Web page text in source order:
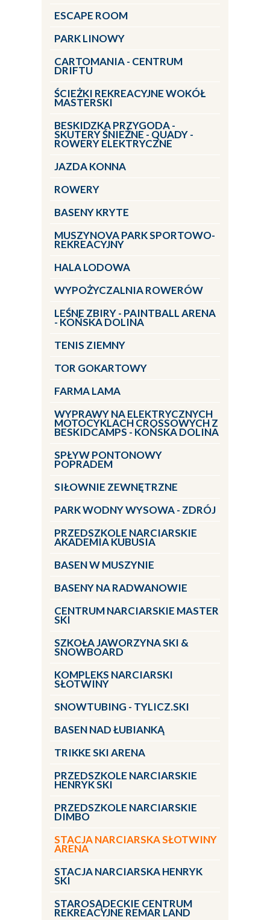
ESCAPE ROOM
PARK LINOWY
CARTOMANIA - CENTRUM
DRIFTU
ŚCIEŻKI REKREACYJNE WOKÓŁ
MASTERSKI
BESKIDZKA PRZYGODA -
SKUTERY ŚNIEŻNE - QUADY -
ROWERY ELEKTRYCZNE
JAZDA KONNA
ROWERY
BASENY KRYTE
MUSZYNOVA PARK SPORTOWO-
REKREACYJNY
HALA LODOWA
WYPOŻYCZALNIA ROWERÓW
LEŚNE ZBIRY - PAINTBALL ARENA
- KOŃSKA DOLINA
TENIS ZIEMNY
TOR GOKARTOWY
FARMA LAMA
WYPRAWY NA ELEKTRYCZNYCH
MOTOCYKLACH CROSSOWYCH Z
BESKIDCAMPS - KOŃSKA DOLINA
SPŁYW PONTONOWY
POPRADEM
SIŁOWNIE ZEWNĘTRZNE
PARK WODNY WYSOWA - ZDRÓJ
PRZEDSZKOLE NARCIARSKIE
AKADEMIA KUBUSIA
BASEN W MUSZYNIE
BASENY NA RADWANOWIE
CENTRUM NARCIARSKIE MASTER
SKI
SZKOŁA JAWORZYNA SKI &
SNOWBOARD
KOMPLEKS NARCIARSKI
SŁOTWINY
SNOWTUBING - TYLICZ.SKI
BASEN NAD ŁUBIANKĄ
TRIKKE SKI ARENA
PRZEDSZKOLE NARCIARSKIE
HENRYK SKI
PRZEDSZKOLE NARCIARSKIE
DIMBO
STACJA NARCIARSKA SŁOTWINY
ARENA
STACJA NARCIARSKA HENRYK
SKI
STAROSĄDECKIE CENTRUM
REKREACYJNE REMAR LAND